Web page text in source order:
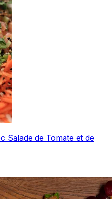
Salade de Tomate et de